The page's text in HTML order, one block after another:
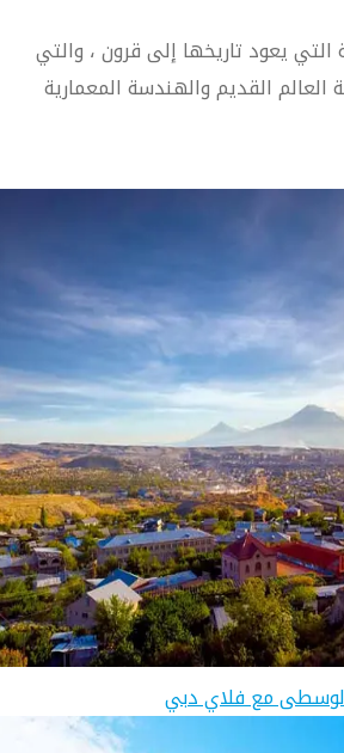
التي يعود تاريخها إلى قرون ، والتي
العالم القديم والهندسة المعمارية
مع فلاي دبي